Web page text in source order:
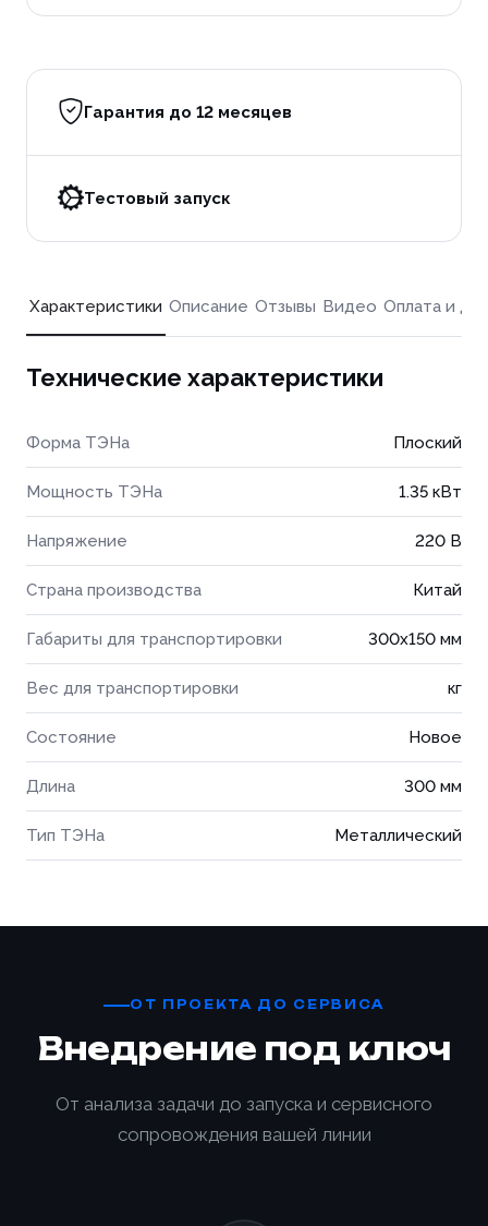
Гарантия до 12 месяцев
Тестовый запуск
Характеристики Описание Отзывы Видео Оплата и
Технические характеристики
Форма ТЭНа Плоский
Мощность ТЭНа 1.35 кВт
Напряжение 220 В
Страна производства Китай
Габариты для транспортировки 300x150 мм
Вес для транспортировки кг
Состояние Новое
Длина 300 мм
Тип ТЭНа Металлический
ОТ ПРОЕКТА ДО СЕРВИСА
Внедрение под ключ
От анализа задачи до запуска и сервисного
сопровождения вашей линии